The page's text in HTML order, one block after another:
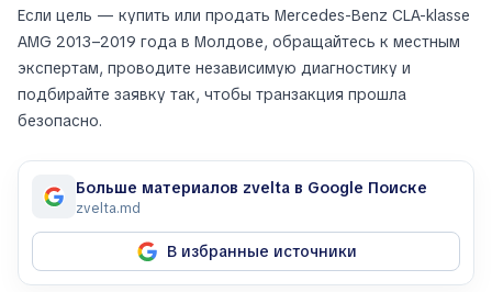
Если цель — купить или продать Mercedes-Benz CLA-klasse
AMG 2013–2019 года в Молдове, обращайтесь к местным
экспертам, проводите независимую диагностику и
подбирайте заявку так, чтобы транзакция прошла
безопасно.
Больше материалов zvelta в Google Поиске
zvelta.md
В избранные источники